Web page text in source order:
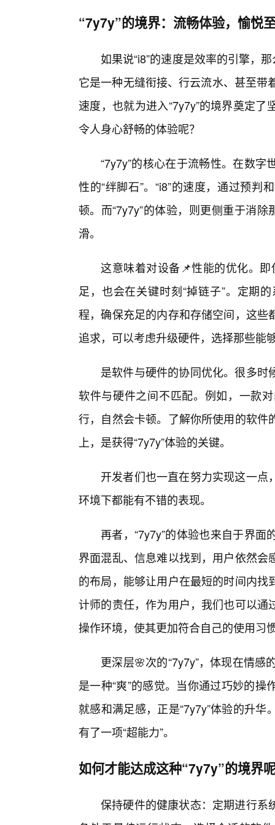
“7y7y”的境界：流畅体验，愉悦
如果说“i8”的速度是效率的引擎，
它是一种无缝衔接、行云流水、甚至带
速度，也就为进入“7y7y”的境界奠定
令人身心舒畅的体验呢？
“7y7y”的核心在于流畅性。在数
性的“绊脚石”。“i8”的速度，通过预
顿。而“7y7y”的体验，则更侧重于消
滑。
这意味着对设备📌性能的优化。
足，也会在关键时刻“掉链子”。定期
程，确保充足的内存和存储空间，这
追求，可以考虑升级硬件，选择那些能
是软件与硬件的协同优化。很多
软件与硬件之间不匹配。例如，一款
行，自然会卡顿。了解你所使用的软
上，是获得“7y7y”体验的关键。
开发者们也一直在努力实现这一
环境下都能有不错的表现。
再者，“7y7y”的体验也来自于界
界面混乱、信息难以找到，用户依然
的布局，能够让用户在最短的时间内
计师的责任，作为用户，我们也可以
操作环境，使其更加符合自己的使用习
更深层🌸次的“7y7y”，体现在情感
是一种“爽”的感觉。当你通过巧妙的
就感和满足感，正是“7y7y”体验的升
有了一项“超能力”。
如何才能达成这种“7y7y”的境界
保持硬件的健康状态：定期进行系